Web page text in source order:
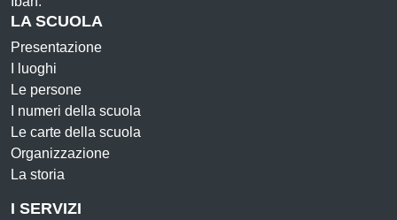
LA SCUOLA
Presentazione
I luoghi
Le persone
I numeri della scuola
Le carte della scuola
Organizzazione
La storia
I SERVIZI